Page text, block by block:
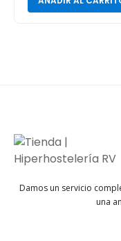
Damos un servicio
una